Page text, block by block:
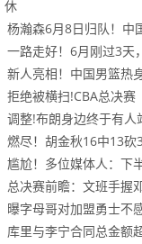
休
杨瀚森6月8日归队！中
一路走好！6月刚过3天
新人亮相！中国男篮热
拒绝被横扫!CBA总决赛
调整!布朗身边终于有
燃尽！胡金秋16中13
尴尬！多位媒体人：下
总决赛前瞻：文班手握
曝字母哥对加盟勇士不
库里与李宁合同总金额